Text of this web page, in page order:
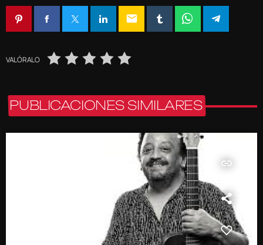
email
VALÓRALO
PUBLICACIONES SIMILARES
insert_link